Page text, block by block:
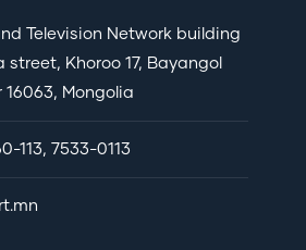
Television Network building
Khoroo 17, Bayangol
Mongolia
113, 7533-0113